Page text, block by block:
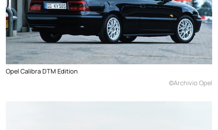
Opel Calibra DTM Edition
©Archivio Opel